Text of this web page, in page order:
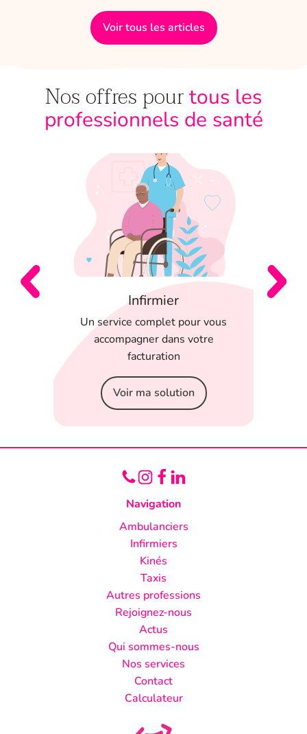
Voir tous les articles
Nos offres pourtous les
professionnels de santé
Infirmier
Un service complet pour vous
accompagner dans votre
facturation
Voir ma solution
Navigation
Ambulanciers
Infirmiers
Kinés
Taxis
Autres professions
Rejoignez-nous
Actus
Qui sommes-nous
Nos services
Contact
Calculateur